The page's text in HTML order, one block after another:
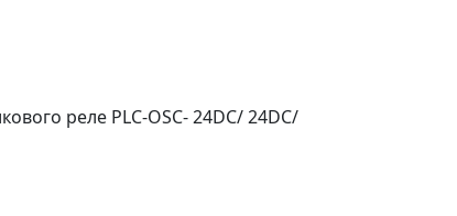
реле PLC-OSC- 24DC/ 24DC/